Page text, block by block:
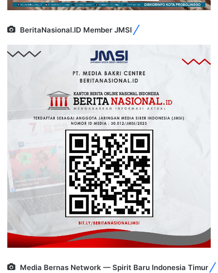
BeritaNasional.ID Member JMSI
Media Bernas Network — Spirit Baru Indonesia Timur